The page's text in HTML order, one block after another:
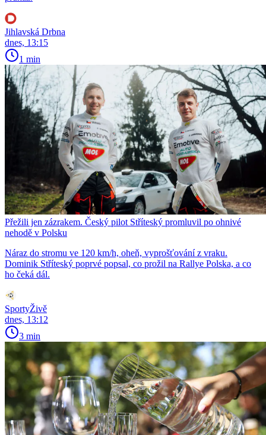
Jihlavská Drbna
dnes, 13:15
1 min
Přežili jen zázrakem. Český pilot Stříteský promluvil po ohnivé
nehodě v Polsku
Náraz do stromu ve 120 km/h, oheň, vyprošťování z vraku.
Dominik Stříteský poprvé popsal, co prožil na Rallye Polska, a co
ho čeká dál.
SportyŽivě
dnes, 13:12
3 min